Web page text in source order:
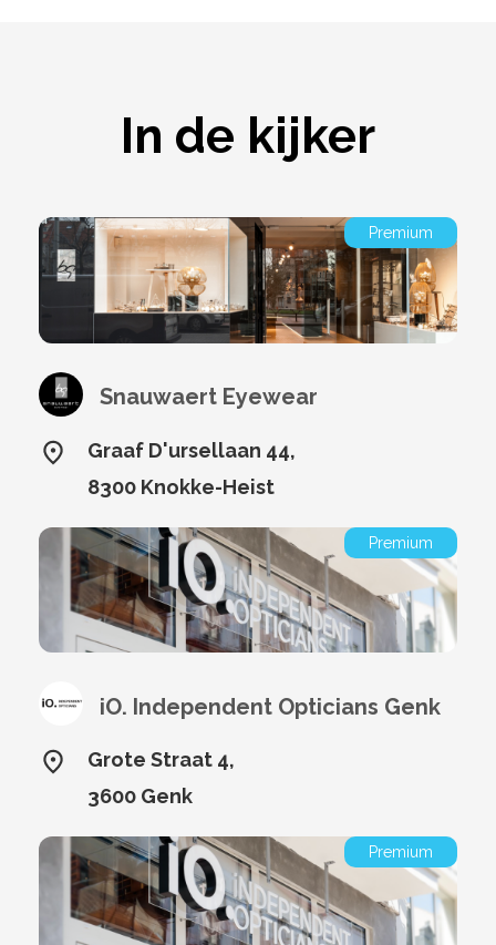
In de kijker
Premium
Snauwaert Eyewear
Graaf D'ursellaan 44,
8300 Knokke-Heist
Premium
iO. Independent Opticians Genk
Grote Straat 4,
3600 Genk
Premium